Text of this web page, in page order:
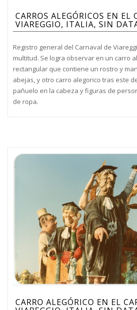
CARROS ALEGÓRICOS EN EL
VIAREGGIO, ITALIA, SIN
Registro general del Carnaval de
multitud. Se logra observar en un carro
rectangular que contiene un rostro y
abejas, y otro carro alegorico tras este
pañuelo en la cabeza y figuras de
de ropa.
CARRO ALEGÓRICO EN EL